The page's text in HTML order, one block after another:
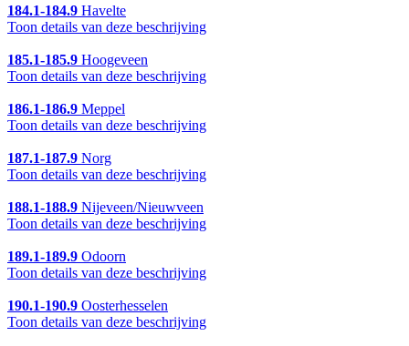
184.1-184.9 Havelte
Toon details van deze beschrijving
185.1-185.9 Hoogeveen
Toon details van deze beschrijving
186.1-186.9 Meppel
Toon details van deze beschrijving
187.1-187.9 Norg
Toon details van deze beschrijving
188.1-188.9 Nijeveen/Nieuwveen
Toon details van deze beschrijving
189.1-189.9 Odoorn
Toon details van deze beschrijving
190.1-190.9 Oosterhesselen
Toon details van deze beschrijving